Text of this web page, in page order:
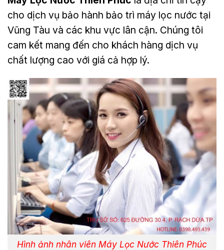
cho dịch vụ bảo hành bảo trì máy lọc nước tại
Vũng Tàu và các khu vực lân cận. Chúng tôi
cam kết mang đến cho khách hàng dịch vụ
chất lượng cao với giá cả hợp lý.
Hình ảnh nhân viên Máy Lọc Nước Thiên Phúc